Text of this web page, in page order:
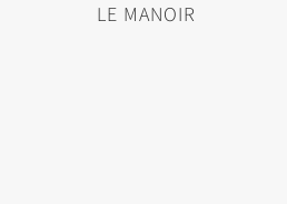
LE MANOIR